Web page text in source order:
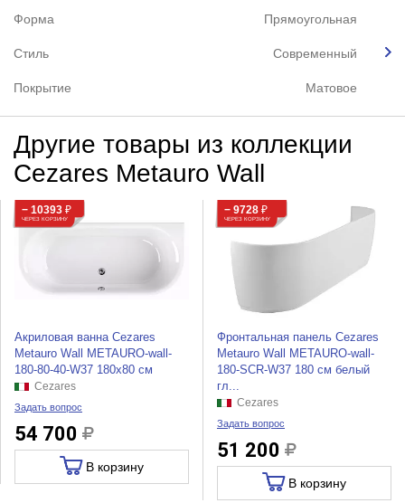
Форма Прямоугольная
Стиль Современный
Покрытие Матовое
Другие товары из коллекции
Cezares Metauro Wall
− 10393 ₽
ЧЕРЕЗ КОРЗИНУ
Акриловая ванна Cezares
Metauro Wall METAURO-wall-
180-80-40-W37 180x80 см
Cezares
Задать вопрос
54 700
В корзину
− 9728 ₽
ЧЕРЕЗ КОРЗИНУ
Фронтальная панель Cezares
Metauro Wall METAURO-wall-
180-SCR-W37 180 см белый
гл...
Cezares
Задать вопрос
51 200
В корзину